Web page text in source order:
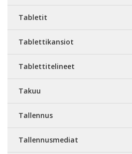
Tabletit
Tablettikansiot
Tablettitelineet
Takuu
Tallennus
Tallennusmediat